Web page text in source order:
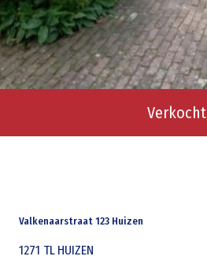
Verkocht
Valkenaarstraat 123 Huizen
1271 TL HUIZEN